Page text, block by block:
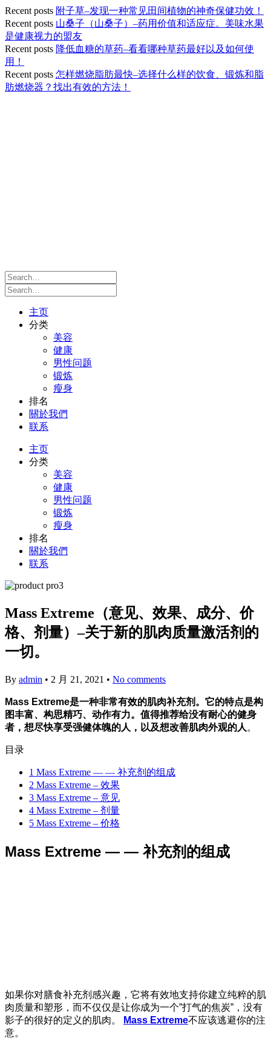
Recent posts 附子草–发现一种常见田间植物的神奇保健功效！
Recent posts 山桑子（山桑子）–药用价值和适应症。美味水果
是健康视力的盟友
Recent posts 降低血糖的草药–看看哪种草药最好以及如何使
用！
Recent posts 怎样燃烧脂肪最快–选择什么样的饮食、锻炼和脂
肪燃烧器？找出有效的方法！
主页
分类
美容
健康
男性问题
锻炼
瘦身
排名
關於我們
联系
主页
分类
美容
健康
男性问题
锻炼
瘦身
排名
關於我們
联系
Mass Extreme（意见、效果、成分、价
格、剂量）–关于新的肌肉质量激活剂的
一切。
By admin • 2 月 21, 2021 • No comments
Mass Extreme是一种非常有效的肌肉补充剂。它的特点是构
图丰富、构思精巧、动作有力。值得推荐给没有耐心的健身
者，想尽快享受强健体魄的人，以及想改善肌肉外观的人 。
目录
1 Mass Extreme — — 补充剂的组成
2 Mass Extreme – 效果
3 Mass Extreme – 意见
4 Mass Extreme – 剂量
5 Mass Extreme – 价格
Mass Extreme — — 补充剂的组成
如果你对膳食补充剂感兴趣，它将有效地支持你建立纯粹的肌
肉质量和塑形，而不仅仅是让你成为一个”打气的焦炭”，没有
影子的很好的定义的肌肉。
Mass Extreme不应该逃避你的注
意。